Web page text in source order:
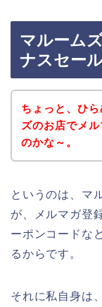
マルーム
ナスセー
ちょっと、ひ
ズのお店でメ
のかな～。
というのは、マ
が、メルマガ登
ーポンコードな
るからです。
それに私自身は